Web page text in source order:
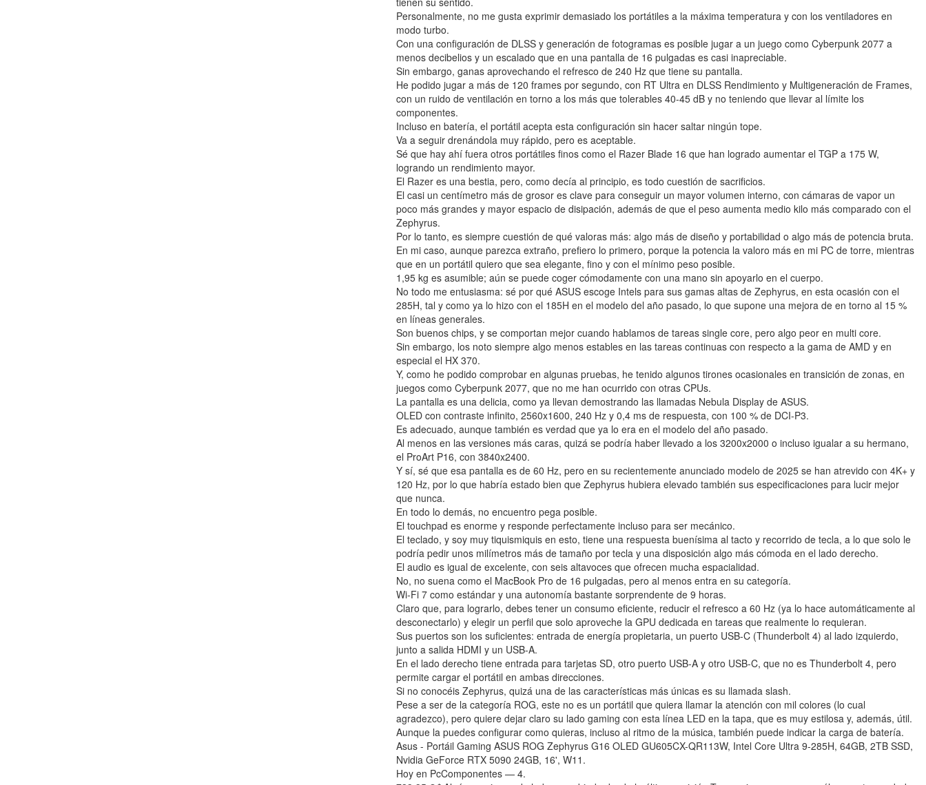
Personalmente, no me gusta exprimir demasiado los portátiles a la máxima temperatura y con los ventiladores en
modo turbo.
Con una configuración de DLSS y generación de fotogramas es posible jugar a un juego como Cyberpunk 2077 a
menos decibelios y un escalado que en una pantalla de 16 pulgadas es casi inapreciable.
Sin embargo, ganas aprovechando el refresco de 240 Hz que tiene su pantalla.
He podido jugar a más de 120 frames por segundo, con RT Ultra en DLSS Rendimiento y Multigeneración de Frames,
con un ruido de ventilación en torno a los más que tolerables 40-45 dB y no teniendo que llevar al límite los
componentes.
Incluso en batería, el portátil acepta esta configuración sin hacer saltar ningún tope.
Va a seguir drenándola muy rápido, pero es aceptable.
Sé que hay ahí fuera otros portátiles finos como el Razer Blade 16 que han logrado aumentar el TGP a 175 W,
logrando un rendimiento mayor.
El Razer es una bestia, pero, como decía al principio, es todo cuestión de sacrificios.
El casi un centímetro más de grosor es clave para conseguir un mayor volumen interno, con cámaras de vapor un
poco más grandes y mayor espacio de disipación, además de que el peso aumenta medio kilo más comparado con el
Zephyrus.
Por lo tanto, es siempre cuestión de qué valoras más: algo más de diseño y portabilidad o algo más de potencia bruta.
En mi caso, aunque parezca extraño, prefiero lo primero, porque la potencia la valoro más en mi PC de torre, mientras
que en un portátil quiero que sea elegante, fino y con el mínimo peso posible.
1,95 kg es asumible; aún se puede coger cómodamente con una mano sin apoyarlo en el cuerpo.
No todo me entusiasma: sé por qué ASUS escoge Intels para sus gamas altas de Zephyrus, en esta ocasión con el
285H, tal y como ya lo hizo con el 185H en el modelo del año pasado, lo que supone una mejora de en torno al 15 %
en líneas generales.
Son buenos chips, y se comportan mejor cuando hablamos de tareas single core, pero algo peor en multi core.
Sin embargo, los noto siempre algo menos estables en las tareas continuas con respecto a la gama de AMD y en
especial el HX 370.
Y, como he podido comprobar en algunas pruebas, he tenido algunos tirones ocasionales en transición de zonas, en
juegos como Cyberpunk 2077, que no me han ocurrido con otras CPUs.
La pantalla es una delicia, como ya llevan demostrando las llamadas Nebula Display de ASUS.
OLED con contraste infinito, 2560x1600, 240 Hz y 0,4 ms de respuesta, con 100 % de DCI-P3.
Es adecuado, aunque también es verdad que ya lo era en el modelo del año pasado.
Al menos en las versiones más caras, quizá se podría haber llevado a los 3200x2000 o incluso igualar a su hermano,
el ProArt P16, con 3840x2400.
Y sí, sé que esa pantalla es de 60 Hz, pero en su recientemente anunciado modelo de 2025 se han atrevido con 4K+ y
120 Hz, por lo que habría estado bien que Zephyrus hubiera elevado también sus especificaciones para lucir mejor
que nunca.
En todo lo demás, no encuentro pega posible.
El touchpad es enorme y responde perfectamente incluso para ser mecánico.
El teclado, y soy muy tiquismiquis en esto, tiene una respuesta buenísima al tacto y recorrido de tecla, a lo que solo le
podría pedir unos milímetros más de tamaño por tecla y una disposición algo más cómoda en el lado derecho.
El audio es igual de excelente, con seis altavoces que ofrecen mucha espacialidad.
No, no suena como el MacBook Pro de 16 pulgadas, pero al menos entra en su categoría.
Wi-Fi 7 como estándar y una autonomía bastante sorprendente de 9 horas.
Claro que, para lograrlo, debes tener un consumo eficiente, reducir el refresco a 60 Hz (ya lo hace automáticamente al
desconectarlo) y elegir un perfil que solo aproveche la GPU dedicada en tareas que realmente lo requieran.
Sus puertos son los suficientes: entrada de energía propietaria, un puerto USB-C (Thunderbolt 4) al lado izquierdo,
junto a salida HDMI y un USB-A.
En el lado derecho tiene entrada para tarjetas SD, otro puerto USB-A y otro USB-C, que no es Thunderbolt 4, pero
permite cargar el portátil en ambas direcciones.
Si no conocéis Zephyrus, quizá una de las características más únicas es su llamada slash.
Pese a ser de la categoría ROG, este no es un portátil que quiera llamar la atención con mil colores (lo cual
agradezco), pero quiere dejar claro su lado gaming con esta línea LED en la tapa, que es muy estilosa y, además, útil.
Aunque la puedes configurar como quieras, incluso al ritmo de la música, también puede indicar la carga de batería.
Asus - Portáil Gaming ASUS ROG Zephyrus G16 OLED GU605CX-QR113W, Intel Core Ultra 9-285H, 64GB, 2TB SSD,
Nvidia GeForce RTX 5090 24GB, 16', W11.
Hoy en PcComponentes — 4.